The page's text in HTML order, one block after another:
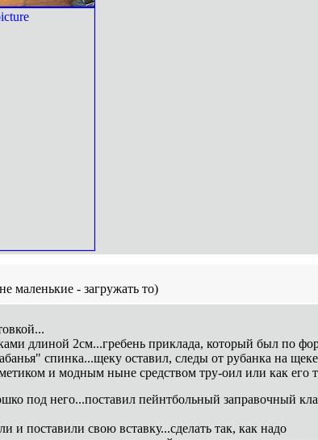
маленькие - загружать то)
длиной 2см...гребень приклада, который был по
спинка...щеку оставил, следы от рубанка на
и модным ныне средством тру-оил или как его
под него...поставил пейнтбольный заправочный
и поставили свою вставку...сделать так, как надо